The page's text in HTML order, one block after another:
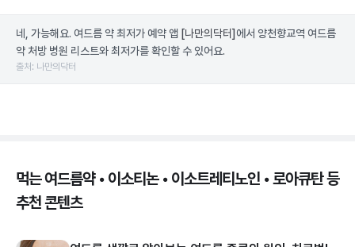
네, 가능해요. 여드름 약 최저가 예약 앱 [나만의닥터] 에서 양천향교역 여드름
약 처방 병원 리스트와 최저가를 확인할 수 있어요.
출처: 나만의닥터
먹는 여드름약 • 이소티논 • 이소트레티노인 • 로아큐탄 등
추천 콘텐츠